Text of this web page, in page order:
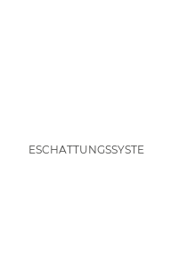
BESCHATTUNGSSYSTEM